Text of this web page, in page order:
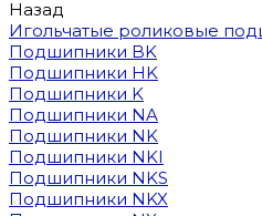
Назад
Игольчатые роликовые
Подшипники BK
Подшипники HK
Подшипники K
Подшипники NA
Подшипники NK
Подшипники NKI
Подшипники NKS
Подшипники NKX